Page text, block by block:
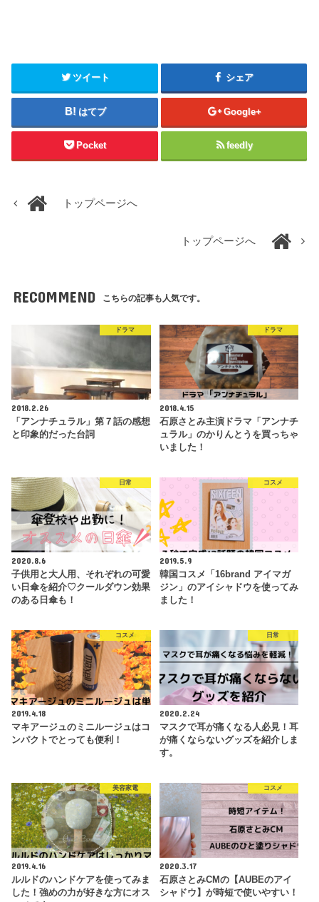
ツイート シェア
はてブ Google+
Pocket feedly
トップページへ
トップページへ
RECOMMEND こちらの記事も人気です。
ドラマ
2018.2.26
「アンナチュラル」第７話の感想
と印象的だった台詞
ドラマ
2018.4.15
石原さとみ主演ドラマ「アンナチ
ュラル」のかりんとうを買っちゃ
いました！
日常
2020.8.6
子供用と大人用、それぞれの可愛
い日傘を紹介♡クールダウン効果
のある日傘も！
コスメ
2019.5.9
韓国コスメ「16brand アイマガ
ジン」のアイシャドウを使ってみ
ました！
コスメ
2019.4.18
マキアージュのミニルージュはコ
ンパクトでとっても便利！
日常
2020.2.24
マスクで耳が痛くなる人必見！耳
が痛くならないグッズを紹介しま
す。
美容家電
2019.4.16
ルルドのハンドケアを使ってみま
した！強めの力が好きな方にオス
コスメ
2020.3.17
石原さとみCMの【AUBEのアイ
シャドウ】が時短で使いやすい！